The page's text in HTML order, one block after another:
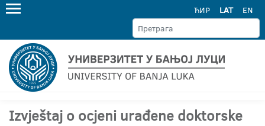
ЋИР LAT EN
Izvještaj o ocjeni urađene doktorske